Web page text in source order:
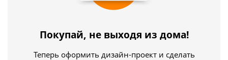
Покупай, не выходя из дома!
Теперь оформить дизайн-проект и сделать